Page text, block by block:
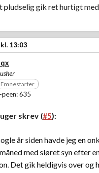
pludselig gik ret hurtigt
13:03
Emnestarter
peen: 635
skrev (#5):
år siden havde jeg en
med sløret syn efter
Det gik heldigvis over og